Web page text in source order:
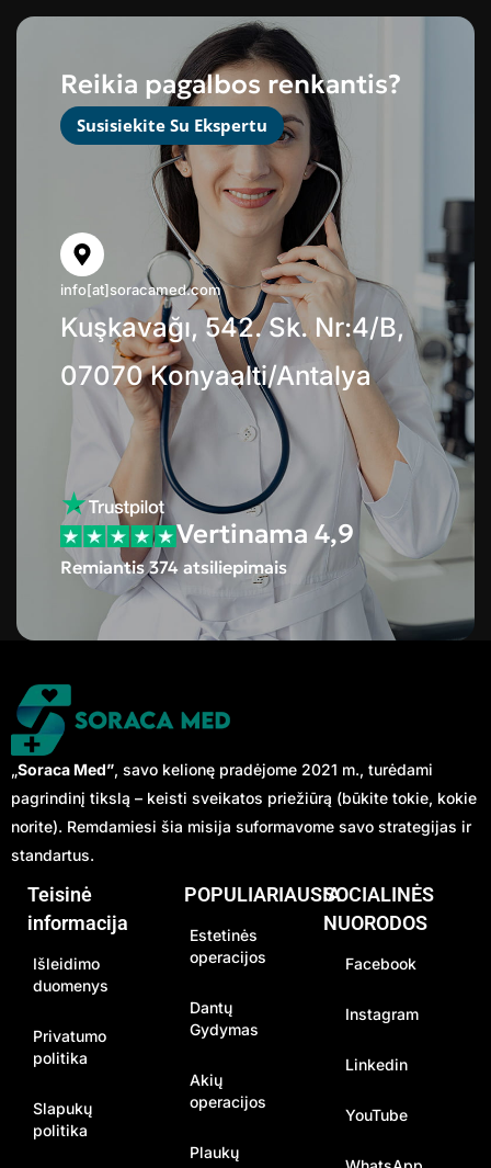
Reikia pagalbos renkantis?
Susisiekite Su Ekspertu
info[at]soracamed.com
Kuşkavağı, 542. Sk. Nr:4/B,
07070 Konyaalti/Antalya
Vertinama 4,9
Remiantis 374 atsiliepimais
„Soraca Med”, savo kelionę pradėjome 2021 m., turėdami
pagrindinį tikslą – keisti sveikatos priežiūrą (būkite tokie, kokie
norite). Remdamiesi šia misija suformavome savo strategijas ir
standartus.
Teisinė
informacija
Išleidimo
duomenys
Privatumo
politika
Slapukų
politika
POPULIARIAUSIA
Estetinės
operacijos
Dantų
Gydymas
Akių
operacijos
Plaukų
SOCIALINĖS
NUORODOS
Facebook
Instagram
Linkedin
YouTube